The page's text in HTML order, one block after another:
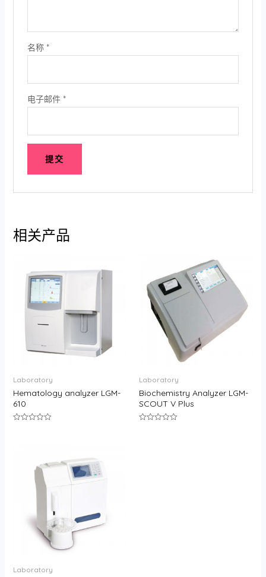
名称 *
电子邮件 *
相关产品
Laboratory
Hematology analyzer LGM-
610
Laboratory
Biochemistry Analyzer LGM-
SCOUT V Plus
Laboratory